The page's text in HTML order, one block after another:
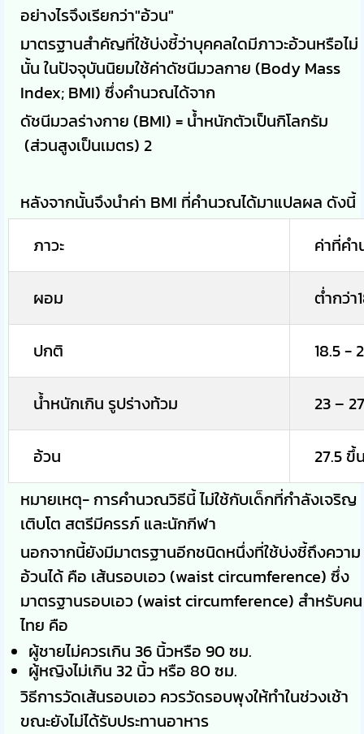
อย่างไรจึงเรียกว่า"อ้วน"
มาตรฐานสำคัญที่ใช้บ่งชี้ว่าบุคคลใดมีภาวะอ้วนหรือไม่
นั้น ในปัจจุบันนิยมใช้ค่าดัชนีมวลกาย (Body Mass
Index; BMI) ซึ่งคำนวณได้จาก
ดัชนีมวลร่างกาย (BMI) = น้ำหนักตัวเป็นกิโลกรัม
(ส่วนสูงเป็นเมตร) 2
หลังจากนั้นจึงนำค่า BMI ที่คำนวณได้มาแปลผล ดังนี้
ภาวะ
ค่าที่ค
ผอม ต่ำกว่า
ปกติ 18.5 -
น้ำหนักเกิน รูปร่างท้วม 23 –
อ้วน
27.5 ขึ้
หมายเหตุ- การคำนวณวิธีนี้ ไม่ใช้กับเด็กที่กำลังเจริญ
เติบโต สตรีมีครรภ์ และนักกีฬา
นอกจากนี้ยังมีมาตรฐานอีกชนิดหนึ่งที่ใช้บ่งชี้ถึงความ
อ้วนได้ คือ เส้นรอบเอว (waist circumference) ซึ่ง
มาตรฐานรอบเอว (waist circumference) สำหรับคน
ไทย คือ
ผู้ชายไม่ควรเกิน 36 นิ้วหรือ 90 ซม.
ผู้หญิงไม่เกิน 32 นิ้ว หรือ 80 ซม.
วิธีการวัดเส้นรอบเอว ควรวัดรอบพุงให้ทำในช่วงเช้า
ขณะยังไม่ได้รับประทานอาหาร